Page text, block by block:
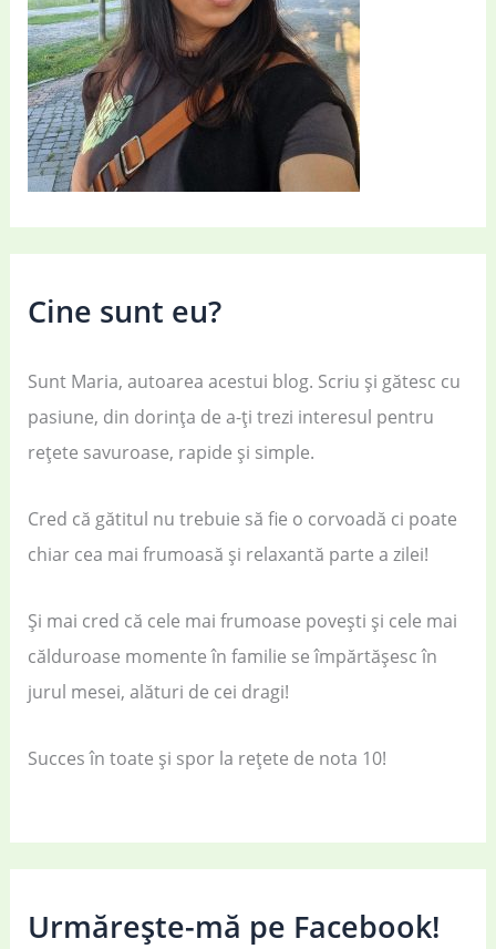
Cine sunt eu?
Sunt Maria, autoarea acestui blog. Scriu și gătesc cu
pasiune, din dorința de a-ți trezi interesul pentru
rețete savuroase, rapide și simple.
Cred că gătitul nu trebuie să fie o corvoadă ci poate
chiar cea mai frumoasă și relaxantă parte a zilei!
Și mai cred că cele mai frumoase povești și cele mai
călduroase momente în familie se împărtășesc în
jurul mesei, alături de cei dragi!
Succes în toate și spor la rețete de nota 10!
Urmărește-mă pe Facebook!